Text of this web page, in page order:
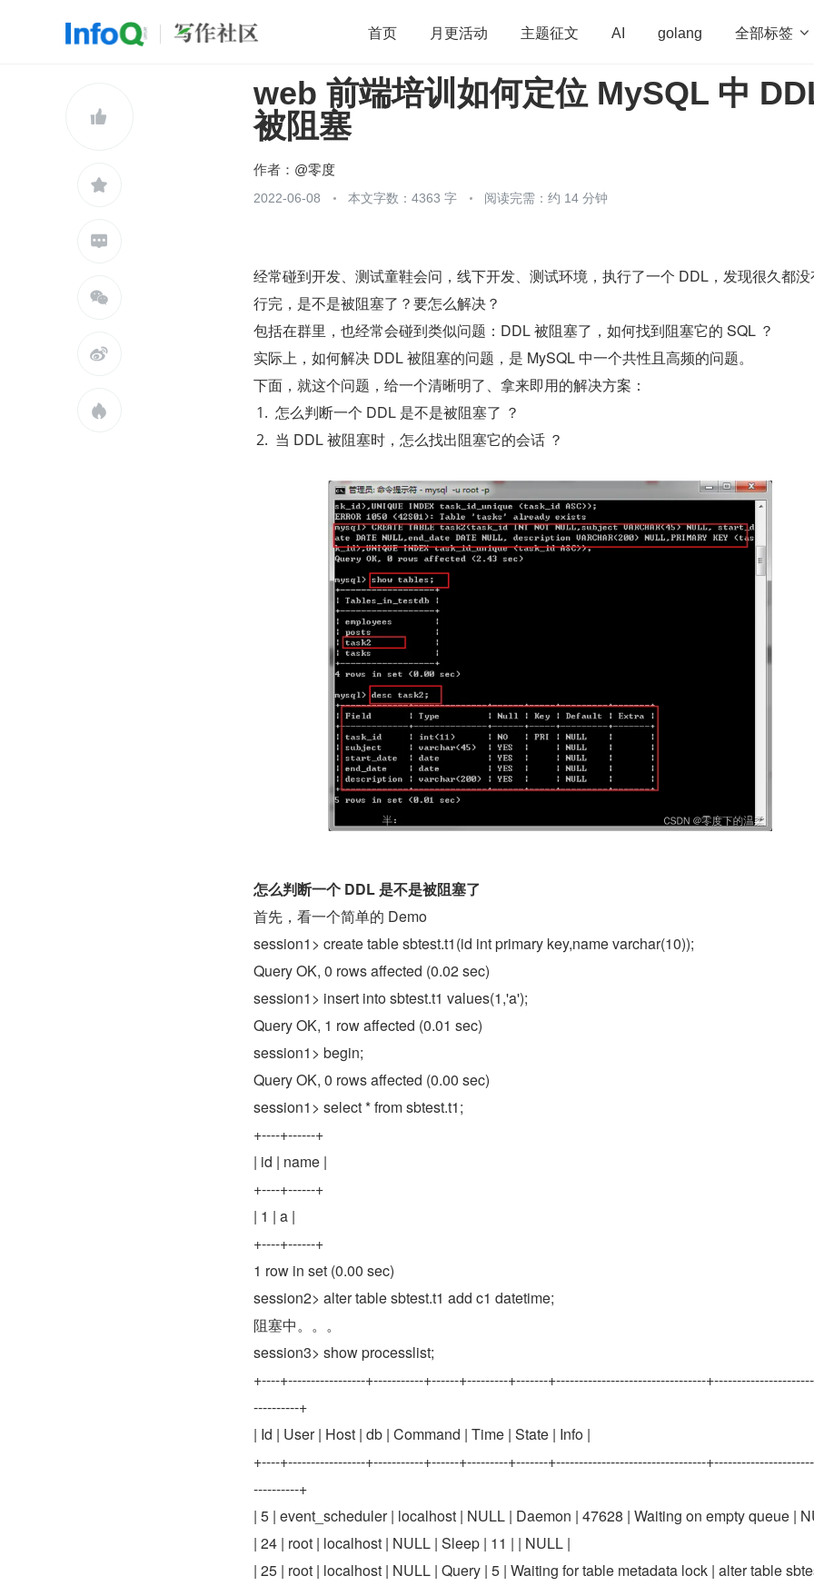
首页 月更活动 主题征文 AI golang 全部标签 
开源 架构 OpenHarmony 算法 学习方法 Web3.0 高
前端 团队管理






web 前端培训如何定位 MySQL 中
被阻塞
作者： @零度
2022-06-08 本文字数：4363 字 阅读完需：约 14 分钟
经常碰到开发、测试童鞋会问，线下开发、测试环境，执行了一个 DDL，发现很久都
行完，是不是被阻塞了？要怎么解决？
包括在群里，也经常会碰到类似问题：DDL 被阻塞了，如何找到阻塞它的 SQL ？
实际上，如何解决 DDL 被阻塞的问题，是 MySQL 中一个共性且高频的问题。
下面，就这个问题，给一个清晰明了、拿来即用的解决方案：
怎么判断一个 DDL 是不是被阻塞了 ？
当 DDL 被阻塞时，怎么找出阻塞它的会话 ？
怎么判断一个 DDL 是不是被阻塞了
首先，看一个简单的 Demo
session1> create table sbtest.t1(id int primary key,name varchar(10));
Query OK, 0 rows affected (0.02 sec)
session1> insert into sbtest.t1 values(1,'a');
Query OK, 1 row affected (0.01 sec)
session1> begin;
Query OK, 0 rows affected (0.00 sec)
session1> select * from sbtest.t1;
+----+------+
| id | name |
+----+------+
| 1 | a |
+----+------+
1 row in set (0.00 sec)
session2> alter table sbtest.t1 add c1 datetime;
阻塞中。。。
session3> show processlist;
+----+-----------------+-----------+------+---------+-------+---------------------------------
----------+
| Id | User | Host | db | Command | Time | State | Info |
+----+-----------------+-----------+------+---------+-------+---------------------------------
----------+
| 5 | event_scheduler | localhost | NULL | Daemon | 47628 | Waiting on empty queue |
| 24 | root | localhost | NULL | Sleep | 11 | | NULL |
| 25 | root | localhost | NULL | Query | 5 | Waiting for table metadata lock | alter table